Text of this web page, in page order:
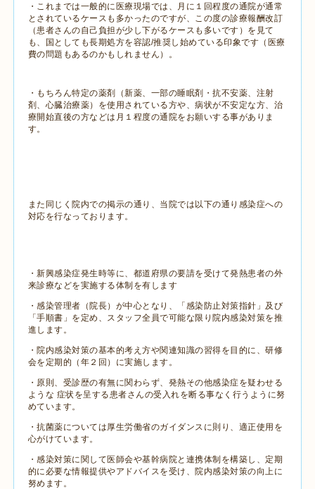
・これまでは一般的に医療現場では、月に１回程度の通院が通常
とされているケースも多かったのですが、この度の診療報酬改訂
（患者さんの自己負担が少し下がるケースも多いです）を見て
も、国としても長期処方を容認/推奨し始めている印象です（医療
費の問題もあるのかもしれません）。
・もちろん特定の薬剤（新薬、一部の睡眠剤・抗不安薬、注射
剤、心臓治療薬）を使用されている方や、病状が不安定な方、治
療開始直後の方などは月１程度の通院をお願いする事がありま
す。
また同じく院内での掲示の通り、当院では以下の通り感染症への
対応を行なっております。
・新興感染症発生時等に、都道府県の要請を受けて発熱患者の外
来診療などを実施する体制を有します
・感染管理者（院長）が中心となり、「感染防止対策指針」及び
「手順書」を定め、スタッフ全員で可能な限り院内感染対策を推
進します。
・院内感染対策の基本的考え方や関連知識の習得を目的に、研修
会を定期的（年２回）に実施します。
・原則、受診歴の有無に関わらず、発熱その他感染症を疑わせる
ような 症状を呈する患者さんの受入れを断る事なく行うように努
めています。
・抗菌薬については厚生労働省のガイダンスに則り、適正使用を
心がけています。
・感染対策に関して医師会や基幹病院と連携体制を構築し、定期
的に必要な情報提供やアドバイスを受け、院内感染対策の向上に
努めます。